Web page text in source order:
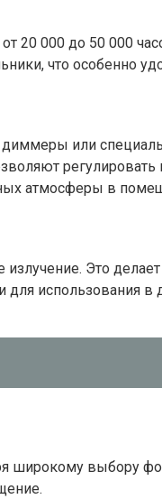
20 000 до 50 000
что особенно
или
атмосферы в
Это
использования в
широкому выбору